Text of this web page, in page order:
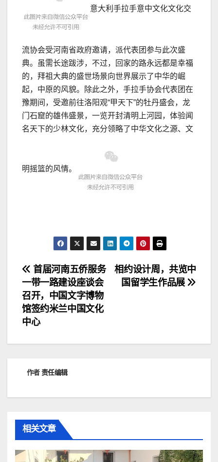
意大利手拉手意中文化文化交
流协会受河南省政府邀请，派代表团参与此次盛
典。虽需长途跋涉，不过，回家的路永远都是幸福
的，拜祖大典的盛世场景向世界展示了中华的崛
起，中原的风貌。除此之外，手拉手协会代表团在
豫期间，受邀前往洛阳观“甲天下”的牡丹盛会，龙
门石窟的雄伟盛景，一览开封清明上河园，体验闻
名天下的少林文化，充分领略了中华文化之源、文
明摇篮的风情。
文
章
导
航
相约设计周，共览中
国留学生作品展
首届河南五侨服务
一带一路建设座谈会
召开，中国文字博物
馆签约米兰中国文化
中心
作者责任编辑
相关文章